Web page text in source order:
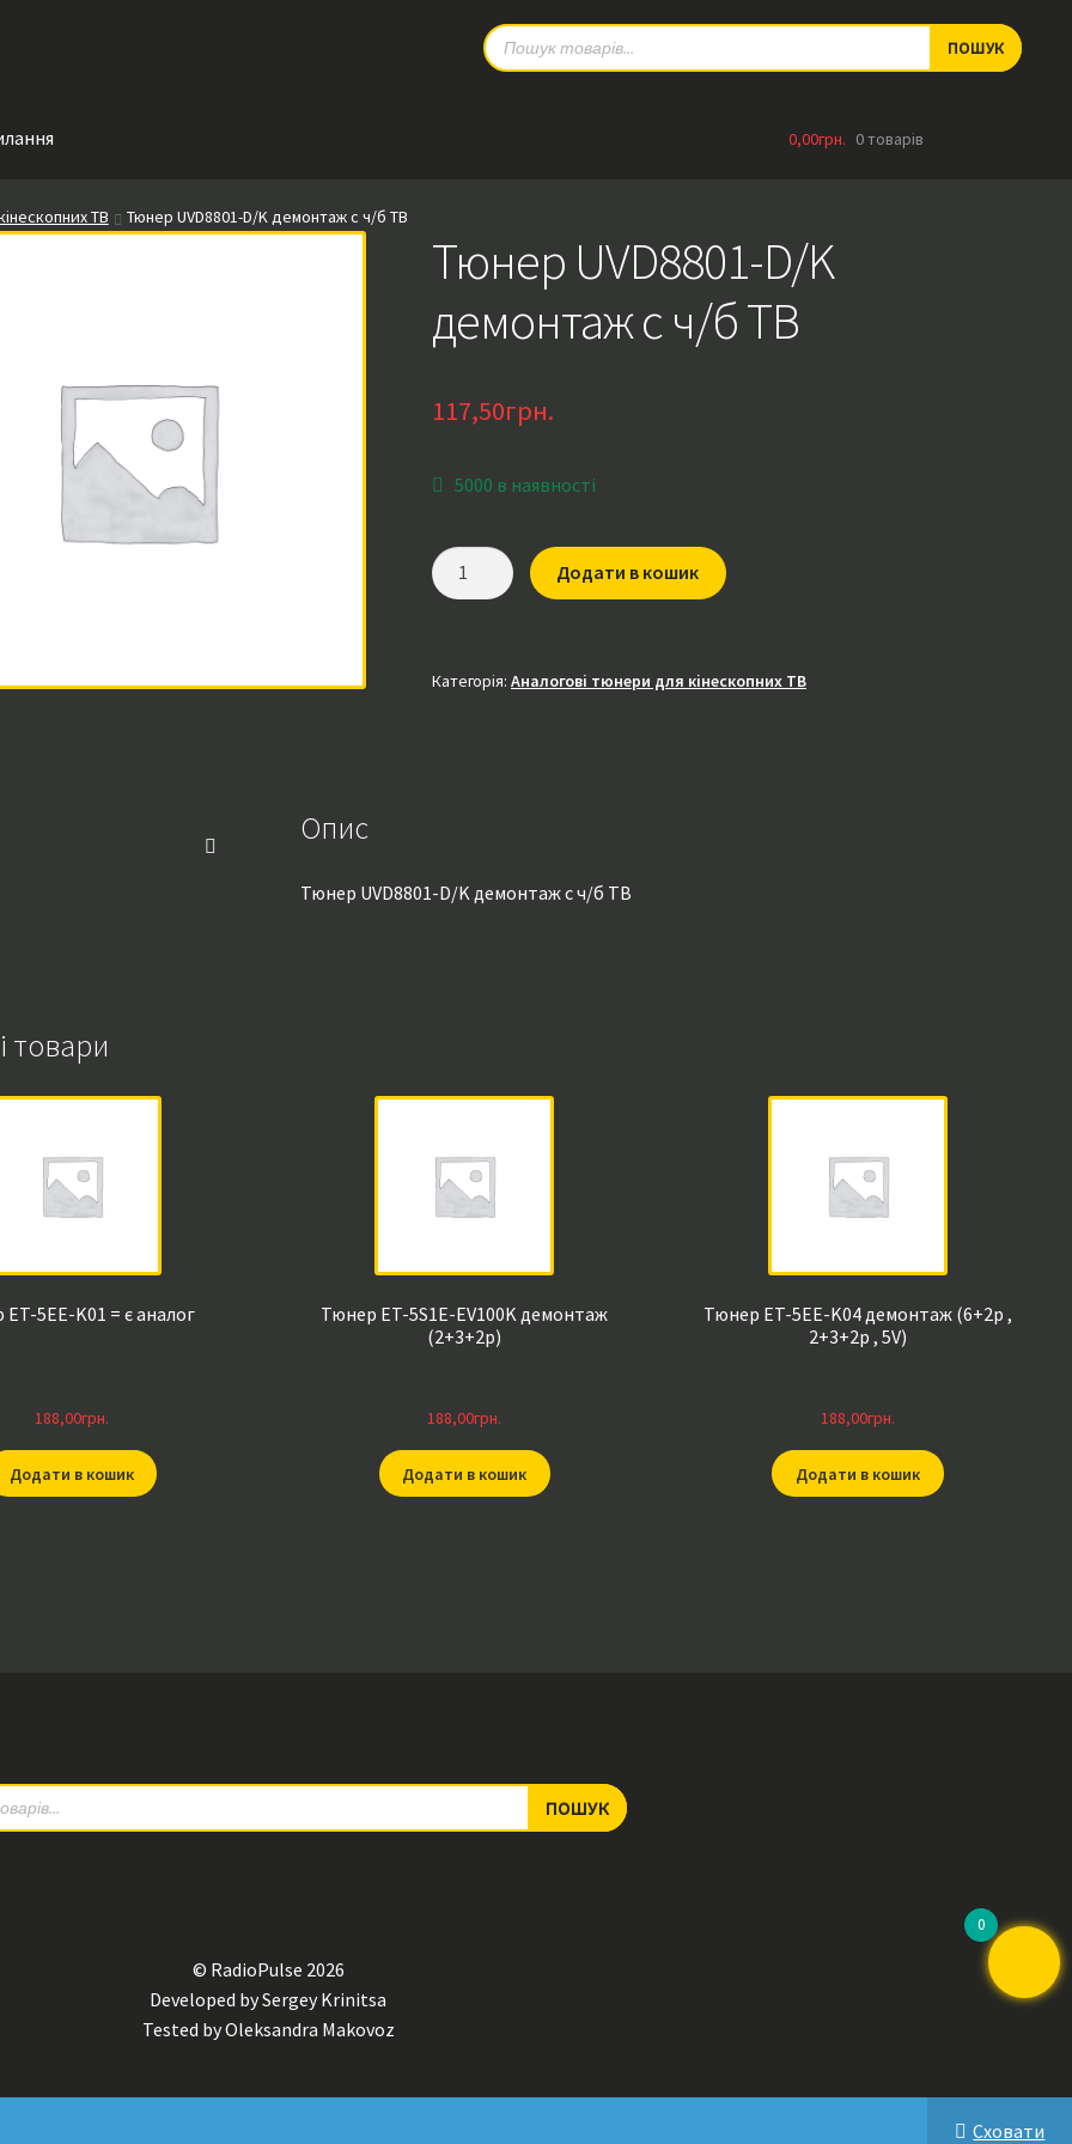
Сховати
Products
search
ПОШУК
0,00грн. 0 товарів
ТВ Тюнер UVD8801-D/K демонтаж с ч/б ТВ
Тюнер UVD8801-D/K
демонтаж с ч/б ТВ
117,50грн.
5000 в наявності
Тюнер
UVD8801-
с
Додати в кошик
Категорія: Аналогові тюнери для кінескопних ТВ
Опис
Тюнер UVD8801-D/K демонтаж с ч/б ТВ
товари
5EE-K01 = є аналог
188,00грн.
Додати в кошик
Тюнер ET-5S1E-EV100K демонтаж
(2+3+2p)
188,00грн.
Додати в кошик
Тюнер ET-5EE-K04 демонтаж (6+2p ,
2+3+2p , 5V)
188,00грн.
Додати в кошик
ПОШУК
© RadioPulse 2026
Developed by Sergey Krinitsa
Tested by Oleksandra Makovoz
0